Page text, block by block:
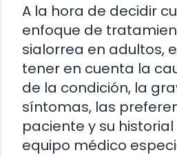
A la hora de decidir
enfoque de
sialorrea en adultos,
tener en cuenta la
de la condición, la
síntomas, las
paciente y su historial
equipo médico